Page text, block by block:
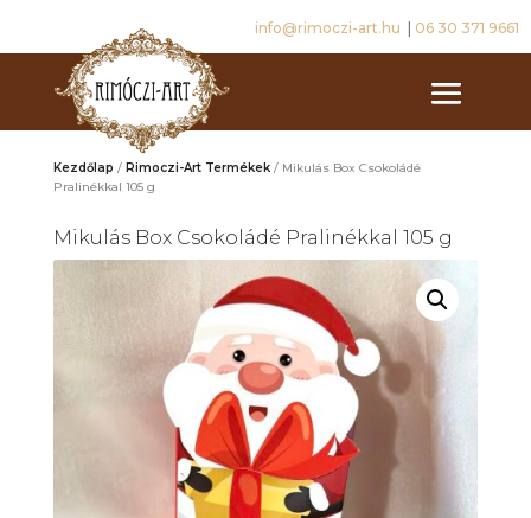
info@rimoczi-art.hu 06 30 371 9661
Kezdőlap / Rimoczi-Art Termékek/ Mikulás Box Csokoládé
Pralinékkal 105 g
Mikulás Box Csokoládé Pralinékkal 105 g